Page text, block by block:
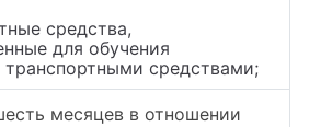
средства,
для обучения
средствами;
месяцев в отношении